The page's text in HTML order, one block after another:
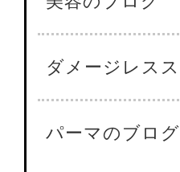
ダメージレス
パーマのブログ